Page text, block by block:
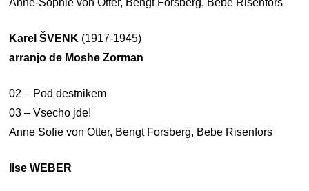
Anne-Sophie von Otter, Bengt Forsberg, Bebe Risenfors
Karel ŠVENK (1917-1945)
arranjo de Moshe Zorman
02 – Pod destnikem
03 – Vsecho jde!
Anne Sofie von Otter, Bengt Forsberg, Bebe Risenfors
Ilse WEBER